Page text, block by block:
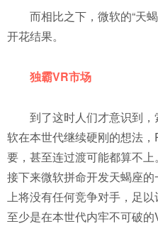
而相比之下，微软的“天
开花结果。
独霸VR市场
到了这时人们才意识到
软在本世代继续硬刚的想法
要，甚至连过渡可能都算不
接下来微软拼命开发天蝎座
上将没有任何竞争对手，足
至少是在本世代内牢不可破的